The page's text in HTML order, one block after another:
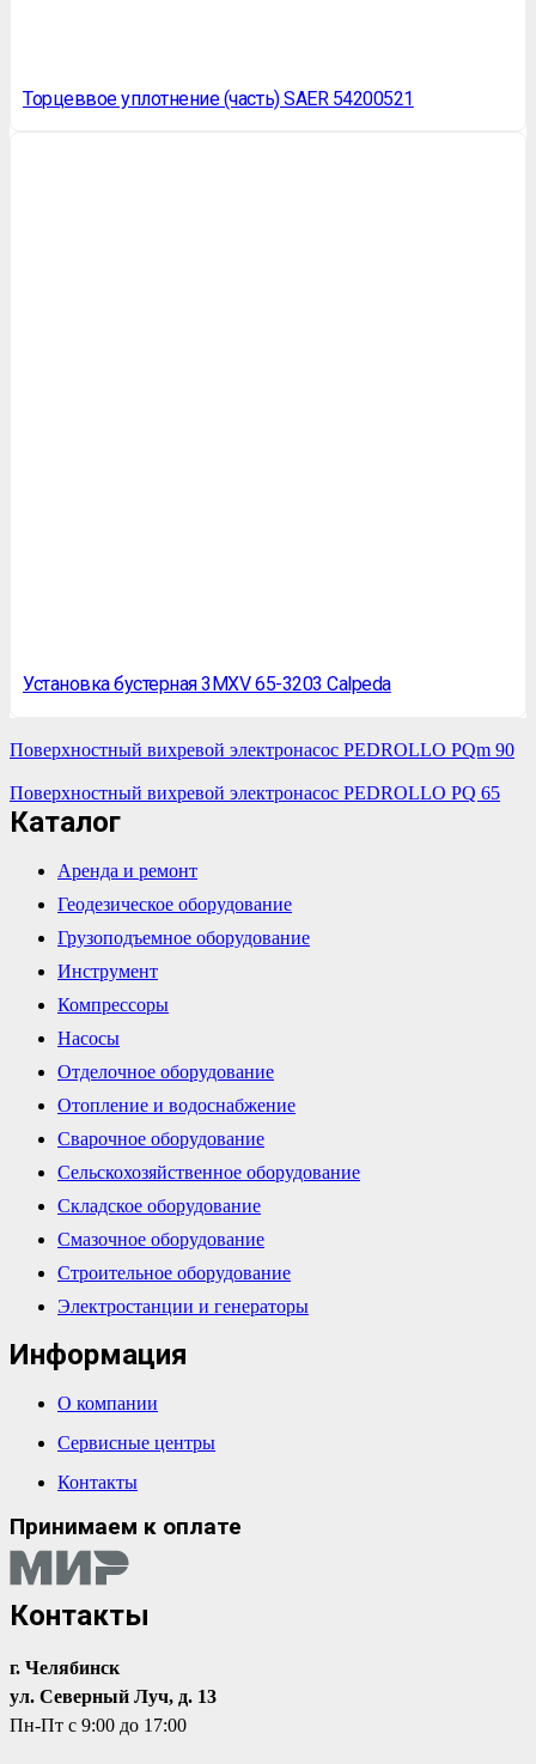
Торцеввое уплотнение (часть) SAER 54200521
Установка бустерная 3MXV 65-3203 Calpeda
Поверхностный вихревой электронасос PEDROLLO PQm 90
Поверхностный вихревой электронасос PEDROLLO PQ 65
Каталог
Аренда и ремонт
Геодезическое оборудование
Грузоподъемное оборудование
Инструмент
Компрессоры
Насосы
Отделочное оборудование
Отопление и водоснабжение
Сварочное оборудование
Сельскохозяйственное оборудование
Складское оборудование
Смазочное оборудование
Строительное оборудование
Электростанции и генераторы
Информация
О компании
Сервисные центры
Контакты
Принимаем к оплате
Контакты
г. Челябинск
ул. Северный Луч, д. 13
Пн-Пт с 9:00 до 17:00